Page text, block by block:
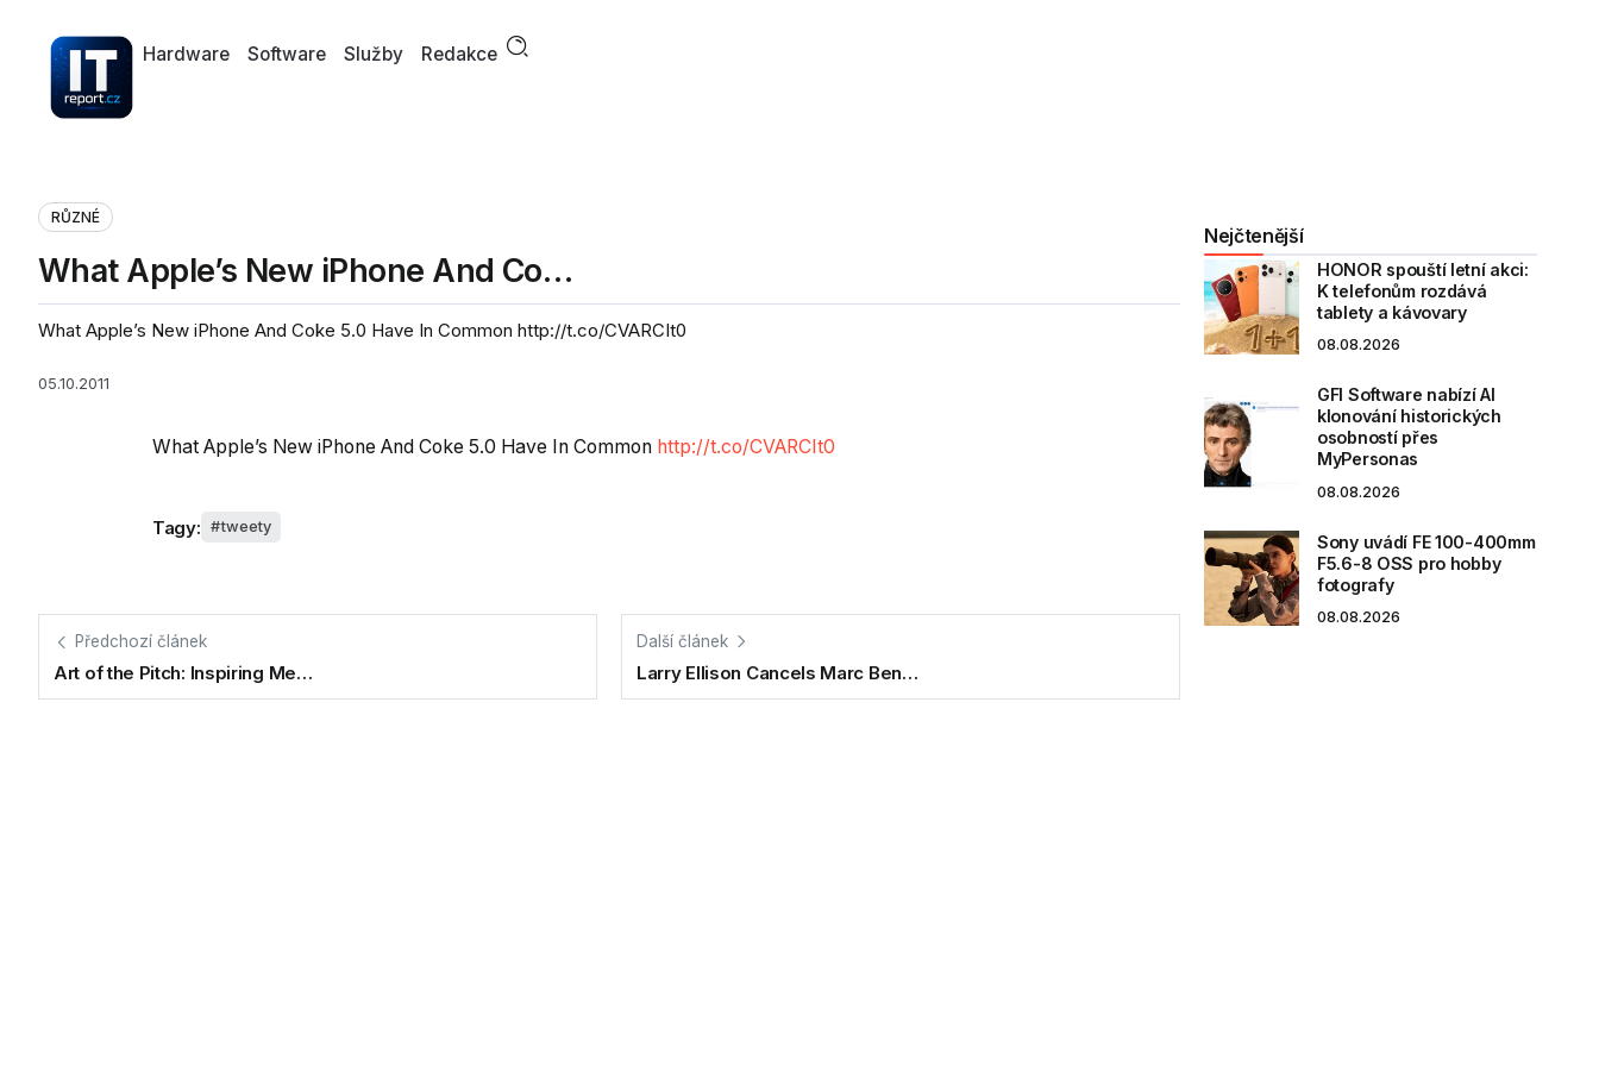
Hardware Software Služby Redakce
RŮZNÉ
What Apple’s New iPhone And Co…
What Apple’s New iPhone And Coke 5.0 Have In Common http://t.co/CVARCIt0
05.10.2011
What Apple’s New iPhone And Coke 5.0 Have In Common http://t.co/CVARCIt0
Tagy: tweety
Předchozí článek
Art of the Pitch: Inspiring Me…
Další článek
Larry Ellison Cancels Marc Ben…
Nejčtenější
HONOR spouští letní akci:
K telefonům rozdává
tablety a kávovary
08.08.2026
GFI Software nabízí AI
klonování historických
osobností přes
MyPersonas
08.08.2026
Sony uvádí FE 100-400mm
F5.6-8 OSS pro hobby
fotografy
08.08.2026